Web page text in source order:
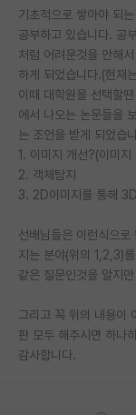
학부 인턴 게시
취업 게시판
임용 후기 게시
PI 전용 게시판
인문사회 계열
특수/전문대학
반도체/AI 게시
장학금/장학생
홍보 게시판
기초적으로 쌓아야 되
공부하고 있습니다. 공
처럼 어려운것을 안해
하게 되었습니다.(현재
이때 대학원을 선택할
에서 나오는 논문들을
는 조언을 받게 되었습
1. 이미지 개선?(이미지
2. 객체탐지
3. 2D이미지를 통해
선배님들은 이런식으로
지는 분야(위의 1,2,3)
같은 질문인것을 알지
그리고 꼭 위의 내용이
판 모두 해주시면 하나
감사합니다.